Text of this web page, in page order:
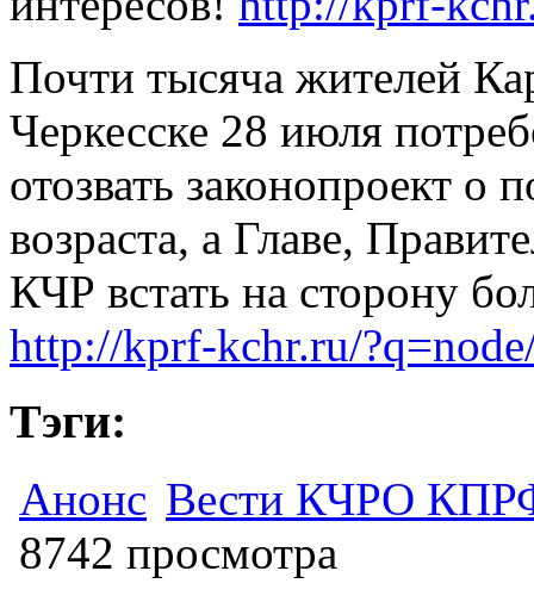
Почти тысяча жителей
Черкесске 28 июля
отозвать законопроект
возраста, а Главе,
КЧР встать на сторону
http://kprf-kchr.ru/
Тэги:
Анонс Вести КЧРО
8742 просмотра